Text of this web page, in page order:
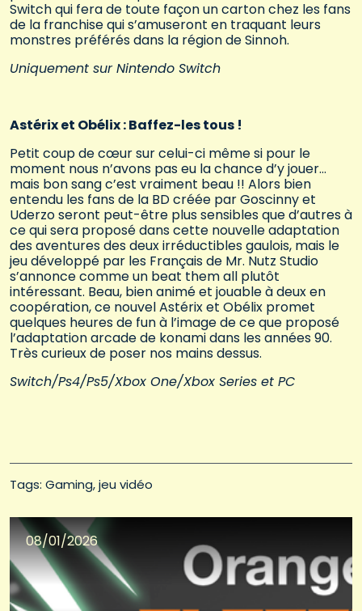
Switch qui fera de toute façon un carton chez les fans
de la franchise qui s’amuseront en traquant leurs
monstres préférés dans la région de Sinnoh.
Uniquement sur Nintendo Switch
Astérix et Obélix : Baffez-les tous !
Petit coup de cœur sur celui-ci même si pour le
moment nous n’avons pas eu la chance d’y jouer…
mais bon sang c’est vraiment beau !! Alors bien
entendu les fans de la BD créée par Goscinny et
Uderzo seront peut-être plus sensibles que d’autres à
ce qui sera proposé dans cette nouvelle adaptation
des aventures des deux irréductibles gaulois, mais le
jeu développé par les Français de Mr. Nutz Studio
s’annonce comme un beat them all plutôt
intéressant. Beau, bien animé et jouable à deux en
coopération, ce nouvel Astérix et Obélix promet
quelques heures de fun à l’image de ce que proposé
l’adaptation arcade de konami dans les années 90.
Très curieux de poser nos mains dessus.
Switch/Ps4/Ps5/Xbox One/Xbox Series et PC
Tags: Gaming jeu vidéo
08/01/2026